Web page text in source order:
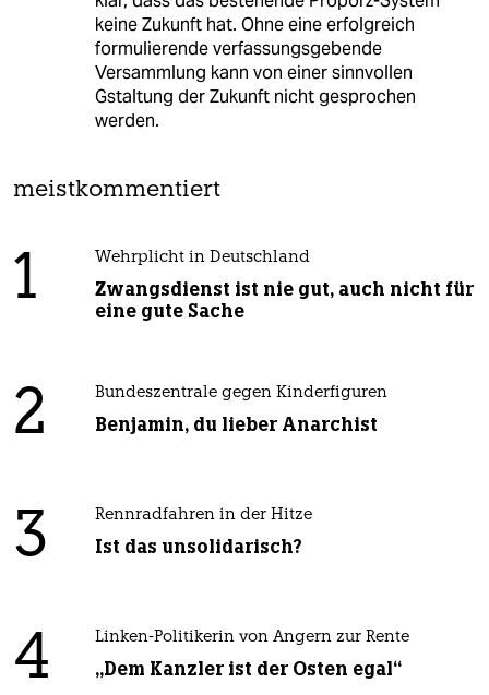
keine Zukunft hat. Ohne eine erfolgreich
formulierende verfassungsgebende
Versammlung kann von einer sinnvollen
Gstaltung der Zukunft nicht gesprochen
werden.
meistkommentiert
1 Wehrplicht in Deutschland
Zwangsdienst ist nie gut, auch nicht für
eine gute Sache
2 Bundeszentrale gegen Kinderfiguren
Benjamin, du lieber Anarchist
3 Rennradfahren in der Hitze
Ist das unsolidarisch?
4 Linken-Politikerin von Angern zur Rente
„Dem Kanzler ist der Osten egal“